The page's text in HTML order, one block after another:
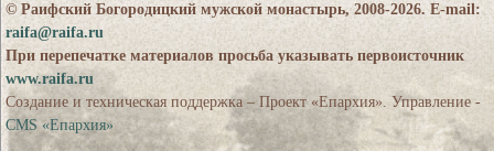
© Раифский Богородицкий мужской монастырь, 2008-2026. E-mail:
raifa@raifa.ru
При перепечатке материалов просьба указывать первоисточник
www.raifa.ru
Создание и техническая поддержка – Проект «Епархия». Управление -
CMS «Епархия»